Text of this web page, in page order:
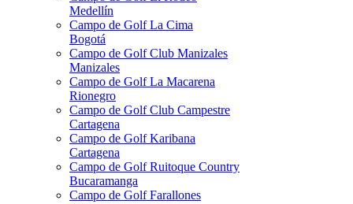
Medellín
Campo de Golf La Cima
Bogotá
Campo de Golf Club Manizales
Manizales
Campo de Golf La Macarena
Rionegro
Campo de Golf Club Campestre
Cartagena
Campo de Golf Karibana
Cartagena
Campo de Golf Ruitoque Country
Bucaramanga
Campo de Golf Farallones